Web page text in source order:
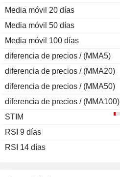
Media móvil 20 días
Media móvil 50 días
Media móvil 100 días
diferencia de precios / (MMA5)
diferencia de precios / (MMA20)
diferencia de precios / (MMA50)
diferencia de precios / (MMA100)
STIM
RSI 9 días
RSI 14 días